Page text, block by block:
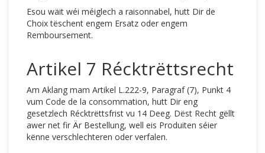
Esou wäit wéi méiglech a raisonnabel, hutt Dir de
Choix tëschent engem Ersatz oder engem
Remboursement.
Artikel 7 Récktrëttsrecht
Am Aklang mam Artikel L.222-9, Paragraf (7), Punkt 4
vum Code de la consommation, hutt Dir eng
gesetzlech Récktrëttsfrist vu 14 Deeg. Dëst Recht gëllt
awer net fir Är Bestellung, well eis Produiten séier
kënne verschlechteren oder verfalen.